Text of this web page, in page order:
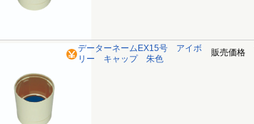
データーネームEX15号 アイボ
リー キャップ 朱色
販売価格